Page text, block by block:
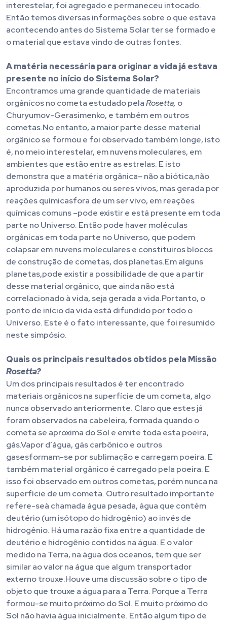
interestelar, foi agregado e permaneceu intocado.
Então temos diversas informações sobre o que estava
acontecendo antes do Sistema Solar ter se formado e
o material que estava vindo de outras fontes.
A matéria necessária para originar a vida já estava
presente no início do Sistema Solar?
Encontramos uma grande quantidade de materiais
orgânicos no cometa estudado pelaRosetta, o
Churyumov-Gerasimenko, e também em outros
cometas.No entanto, a maior parte desse material
orgânico se formou e foi observado também longe, isto
é, no meio interestelar, em nuvens moleculares, em
ambientes que estão entre as estrelas. E isto
demonstra que a matéria orgânica– não a biótica,não
aproduzida por humanos ou seres vivos, mas gerada por
reações químicasfora de um ser vivo, em reações
químicas comuns –pode existir e está presente em toda
parte no Universo. Então pode haver moléculas
orgânicas em toda parte no Universo, que podem
colapsar em nuvens moleculares e constituiros blocos
de construção de cometas, dos planetas.Em alguns
planetas,pode existir a possibilidade de que a partir
desse material orgânico, que ainda não está
correlacionado à vida, seja gerada a vida.Portanto, o
ponto de início da vida está difundido por todo o
Universo. Este é o fato interessante, que foi resumido
neste simpósio.
Quais os principais resultados obtidos pela Missão
Rosetta?
Um dos principais resultados é ter encontrado
materiais orgânicos na superfície de um cometa, algo
nunca observado anteriormente. Claro que estes já
foram observados na cabeleira, formada quando o
cometa se aproxima do Sol e emite toda esta poeira,
gás.Vapor d’água, gás carbônico e outros
gasesformam-se por sublimação e carregam poeira. E
também material orgânico é carregado pela poeira. E
isso foi observado em outros cometas, porém nunca na
superfície de um cometa. Outro resultado importante
refere-seà chamada água pesada, água que contém
deutério (um isótopo do hidrogênio) ao invés de
hidrogênio. Há uma razão fixa entre a quantidade de
deutério e hidrogênio contidos na água. E o valor
medido na Terra, na água dos oceanos, tem que ser
similar ao valor na água que algum transportador
externo trouxe.Houve uma discussão sobre o tipo de
objeto que trouxe a água para a Terra. Porque a Terra
formou-se muito próximo do Sol. E muito próximo do
Sol não havia água inicialmente. Então algum tipo de